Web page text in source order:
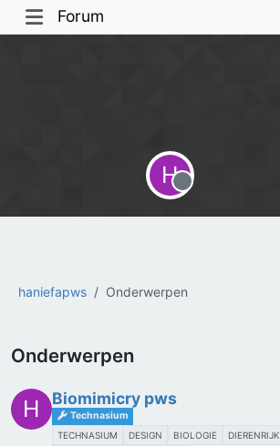
Forum
haniefapws Onderwerpen
H
Offline
Onderwerpen
H Biomimicry pws
Technasium
TECHNASIUM DESIGN BIOLOGIE DIERENRIJK